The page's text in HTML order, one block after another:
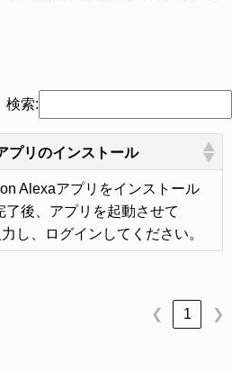
検索:
プリのインストール
Alexaアプリをインストール
了後、アプリを起動させて
し、ログインしてください。
❮ 1 ❯